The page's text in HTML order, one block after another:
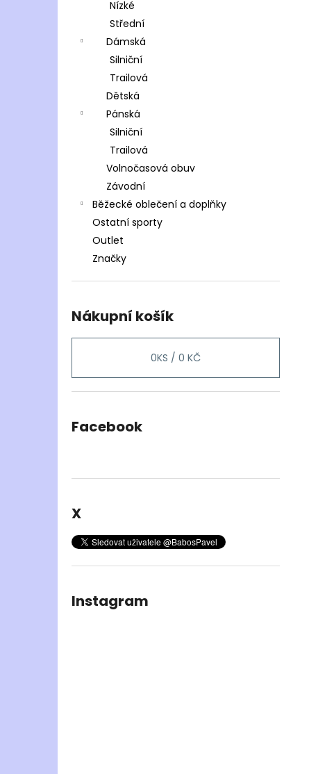
Nízké
Střední
Dámská
Silniční
Trailová
Dětská
Pánská
Silniční
Trailová
Volnočasová obuv
Závodní
Běžecké oblečení a doplňky
Ostatní sporty
Outlet
Značky
Nákupní košík
0KS / 0 KČ
Facebook
X
Instagram